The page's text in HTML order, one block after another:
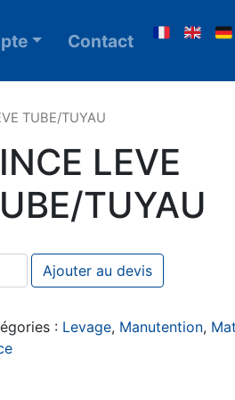
Contact
TUBE/TUYAU
LEVE
TUYAU
de PINCE LEVE TUBE/TUYAU
Ajouter au devis
: Levage, Manutention,